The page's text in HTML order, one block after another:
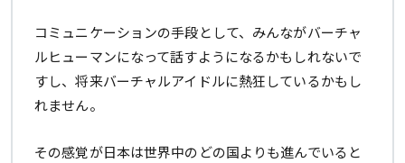
コミュニケーションの手段として、みんながバーチャ
ルヒューマンになって話すようになるかもしれないで
すし、将来バーチャルアイドルに熱狂しているかもし
れません。
その感覚が日本は世界中のどの国よりも進んでいると